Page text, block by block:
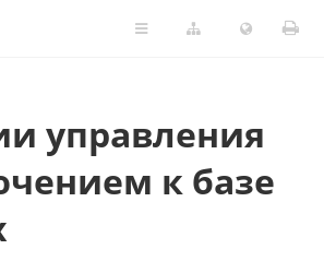
управления
к базе